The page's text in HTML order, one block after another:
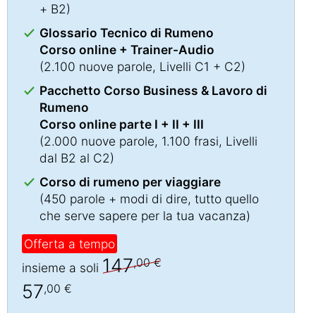
+ B2)
Glossario Tecnico di Rumeno
Corso online + Trainer-Audio
(2.100 nuove parole, Livelli C1 + C2)
Pacchetto Corso Business & Lavoro di
Rumeno
Corso online parte I + II + III
(2.000 nuove parole, 1.100 frasi, Livelli
dal B2 al C2)
Corso di rumeno per viaggiare
(450 parole + modi di dire, tutto quello
che serve sapere per la tua vacanza)
Offerta a tempo
insieme a soli 147,00 €
57,00 €